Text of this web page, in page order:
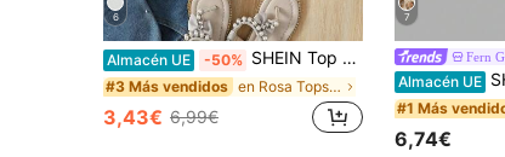
6
Almacén UE -50% SHEIN Top de punto jacquard con cuello cuadrado y lazo, dulce y lindo para niñas jóvenes, de verano
#3 Más vendidos en Rosa Tops para chicas jóvenes
3,43€ 6,99€
7
Fern
Almacén UE SHEIN
#1 Más
6,74€